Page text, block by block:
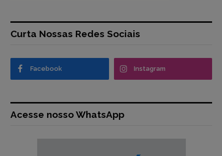
Curta Nossas Redes Sociais
Facebook Instagram
Acesse nosso WhatsApp